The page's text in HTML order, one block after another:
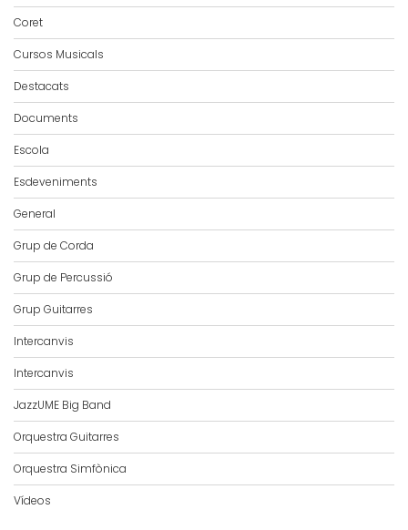
Coret
Cursos Musicals
Destacats
Documents
Escola
Esdeveniments
General
Grup de Corda
Grup de Percussió
Grup Guitarres
Intercanvis
Intercanvis
JazzUME Big Band
Orquestra Guitarres
Orquestra Simfònica
Vídeos